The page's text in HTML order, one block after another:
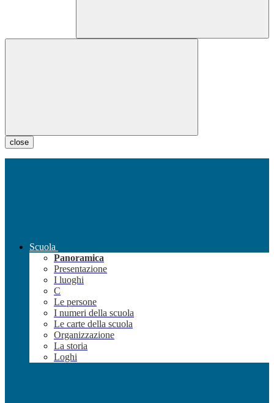
close
Scuola
Panoramica
Presentazione
I luoghi
C
Le persone
I numeri della scuola
Le carte della scuola
Organizzazione
La storia
Loghi